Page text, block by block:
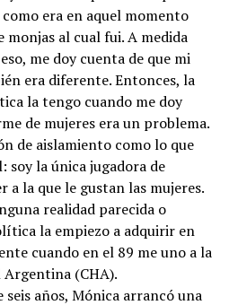
era en aquel momento
monjas al cual fui. A medida
me doy cuenta de que mi
era diferente. Entonces, la
la tengo cuando me doy
de mujeres era un problema.
de aislamiento como lo que
la única jugadora de
a la que le gustan las mujeres.
realidad parecida o
la empiezo a adquirir en
cuando en el 89 me uno a la
Argentina (CHA).
seis años, Mónica arrancó una